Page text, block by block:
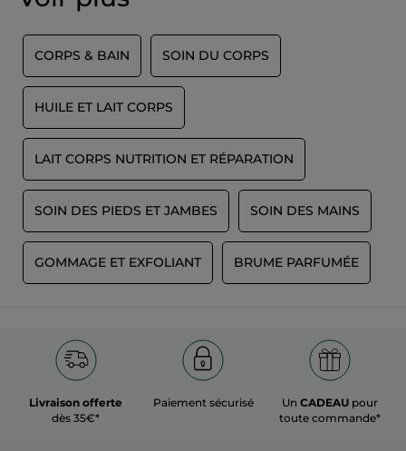
CORPS & BAIN SOIN DU CORPS
HUILE ET LAIT CORPS
LAIT CORPS NUTRITION ET RÉPARATION
SOIN DES PIEDS ET JAMBES SOIN DES MAINS
GOMMAGE ET EXFOLIANT BRUME PARFUMÉE
Livraison offerte
dès 35€*
Paiement sécurisé UnCADEAU pour
toute commande*